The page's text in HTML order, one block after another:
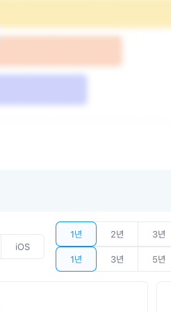
iOS
1년 2년 3년
1년 3년 5년